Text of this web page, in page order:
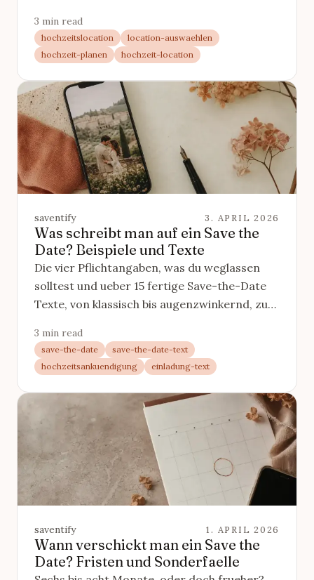
gewinnt.
3 min read
hochzeitslocation
location-auswaehlen
hochzeit-planen
hochzeit-location
saventify 3. APRIL 2026
Was schreibt man auf ein Save the
Date? Beispiele und Texte
Die vier Pflichtangaben, was du weglassen
solltest und ueber 15 fertige Save-the-Date
Texte, von klassisch bis augenzwinkernd, zum
3 min read
save-the-date
save-the-date-text
hochzeitsankuendigung
einladung-text
saventify 1. APRIL 2026
Wann verschickt man ein Save the
Date? Fristen und Sonderfaelle